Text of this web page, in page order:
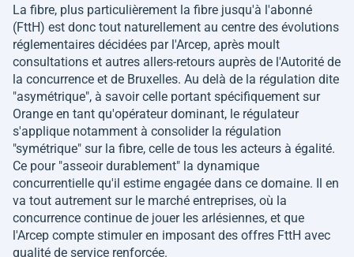
La fibre, plus particulièrement la fibre jusqu'à l'abonné
(FttH) est donc tout naturellement au centre des évolutions
réglementaires décidées par l'Arcep, après moult
consultations et autres allers-retours auprès de l'Autorité de
la concurrence et de Bruxelles. Au delà de la régulation dite
"asymétrique", à savoir celle portant spécifiquement sur
Orange en tant qu'opérateur dominant, le régulateur
s'applique notamment à consolider la régulation
"symétrique" sur la fibre, celle de tous les acteurs à égalité.
Ce pour "asseoir durablement" la dynamique
concurrentielle qu'il estime engagée dans ce domaine. Il en
va tout autrement sur le marché entreprises, où la
concurrence continue de jouer les arlésiennes, et que
l'Arcep compte stimuler en imposant des offres FttH avec
qualité de service renforcée.